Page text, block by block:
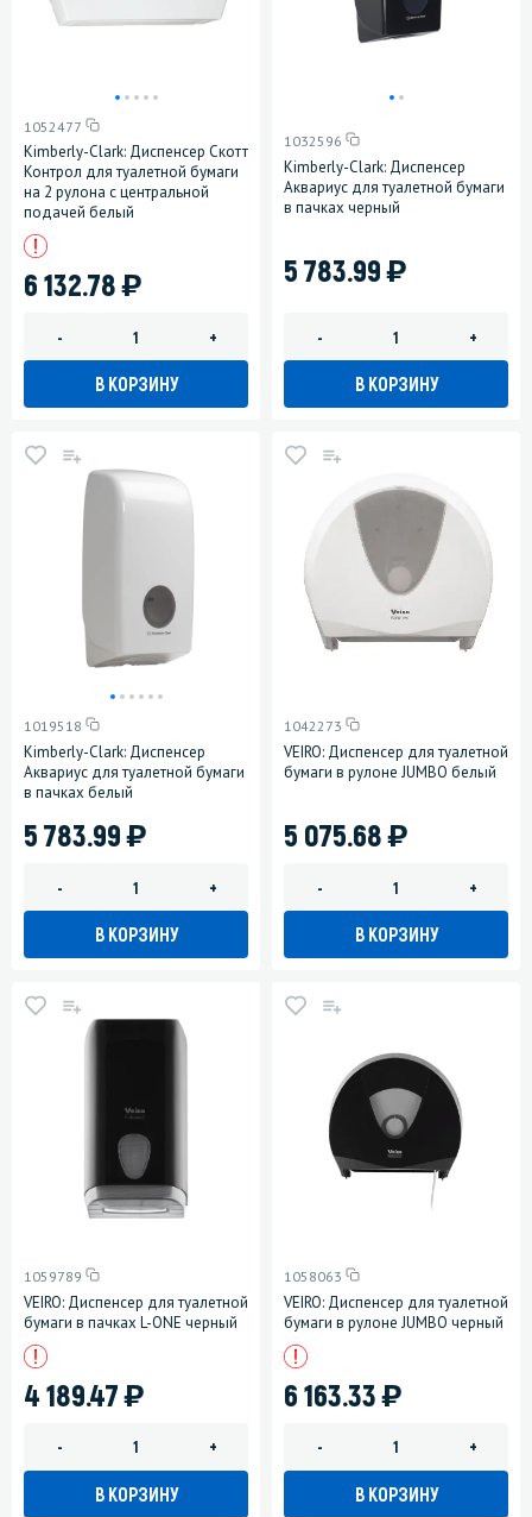
1052477
Kimberly-Clark: Диспенсер Скотт
Контрол для туалетной бумаги
на 2 рулона с центральной
подачей белый
6 132.78)
- +
В КОРЗИНУ
1032596
Kimberly-Clark: Диспенсер
Аквариус для туалетной бумаги
в пачках черный
5 783.99)
- +
В КОРЗИНУ
1019518
Kimberly-Clark: Диспенсер
Аквариус для туалетной бумаги
в пачках белый
5 783.99)
- +
В КОРЗИНУ
1042273
VEIRO: Диспенсер для туалетной
бумаги в рулоне JUMBO белый
5 075.68)
- +
В КОРЗИНУ
1059789
VEIRO: Диспенсер для туалетной
бумаги в пачках L-ONE черный
4 189.47)
- +
В КОРЗИНУ
1058063
VEIRO: Диспенсер для туалетной
бумаги в рулоне JUMBO черный
6 163.33)
- +
В КОРЗИНУ